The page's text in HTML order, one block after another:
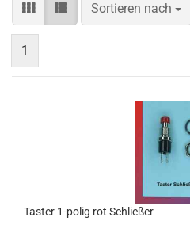
Sortieren nach
1
Taster 1-polig rot Schließer